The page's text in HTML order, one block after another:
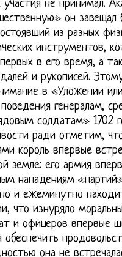
участия не принимал.
он завещал
из разных
инструментов,
в его время, а
и рукописей.
в «Уложении
поведения генералам,
солдатам» 1702
ради отметим,
король впервые
земле: его армия
нападениям
и ежеминутно
что изнуряло
и офицеров впервые
обеспечить
она не